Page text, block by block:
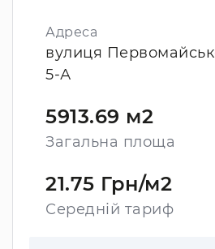
Адреса
вулиця
5-А
5913.69 м2
Загальна площа
21.75 Грн/м2
Середній тариф